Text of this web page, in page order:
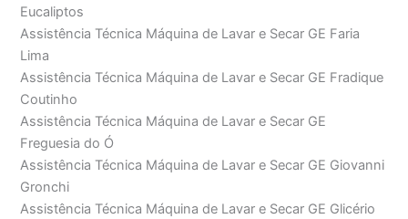
Eucaliptos
Assistência Técnica Máquina de Lavar e Secar GE Faria
Lima
Assistência Técnica Máquina de Lavar e Secar GE Fradique
Coutinho
Assistência Técnica Máquina de Lavar e Secar GE
Freguesia do Ó
Assistência Técnica Máquina de Lavar e Secar GE Giovanni
Gronchi
Assistência Técnica Máquina de Lavar e Secar GE Glicério